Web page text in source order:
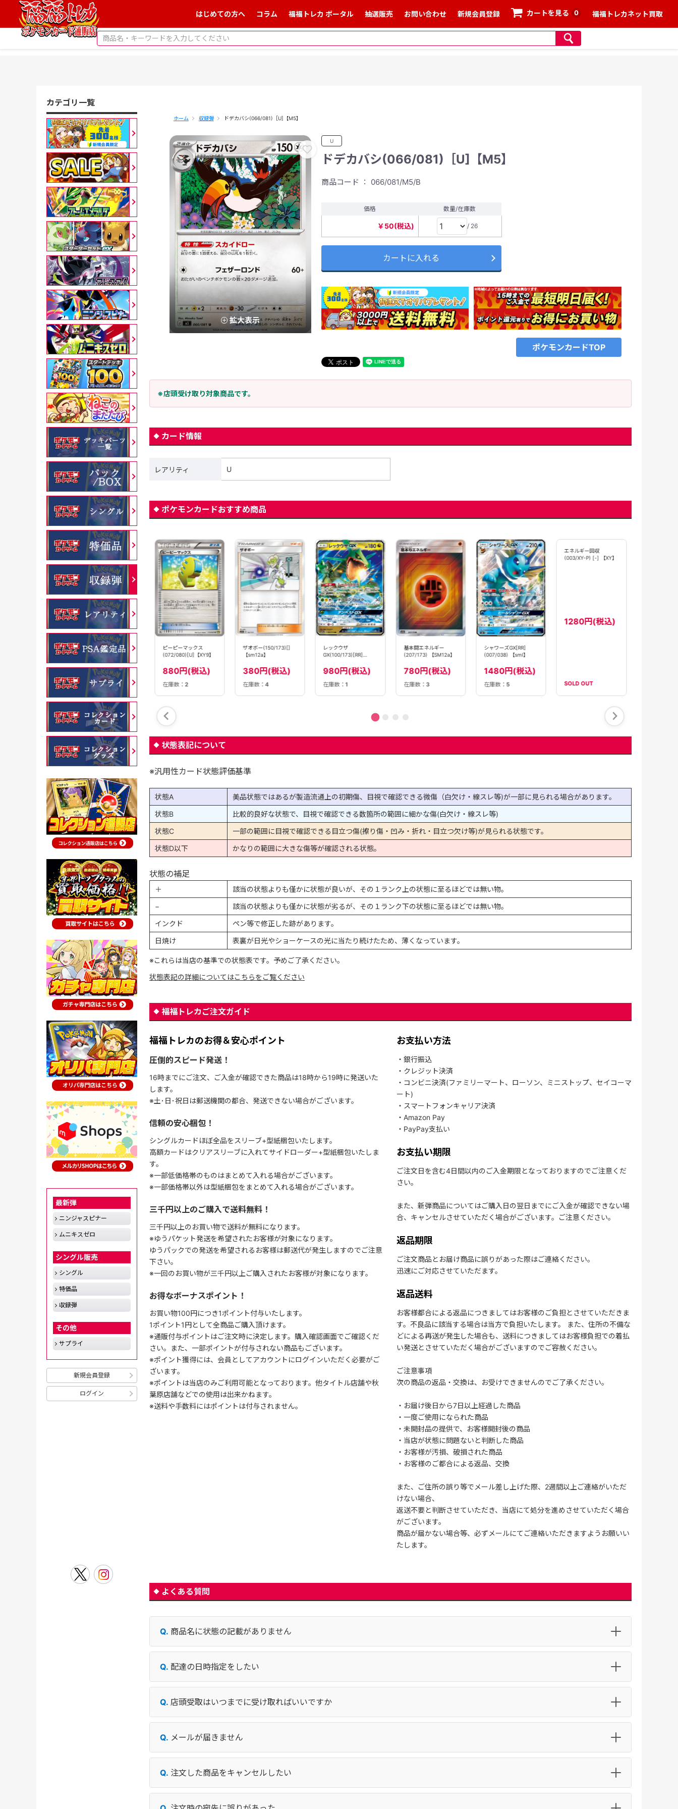
はじめての方へ コラム 福福トレカ ポータル 抽選販売 お問い合わせ 新規会員登録 カートを見る 0 福福トレカネット買取
ホーム 収録弾 ドデカバシ(066/081)［U]【M5】
拡大表示
U
ドデカバシ(066/081)［U]【M5】
商品コード ： 066/081/M5/B
価格 数量/在庫数
￥50(税込) / 26
カートに入れる
ポケモンカードTOP
※店頭受け取り対象商品です。
カード情報
レアリティ U
ポケモンカードおすすめ商品
2980円(税込)
ストームエメラルダ抽
選販売※同時購入不可
6000円(税込)
在庫数：3
ピーピーマックス
(072/080)[U]【XY9】
880円(税込)
在庫数： 2
ザオボー(150/173)[]
【sm12a】
380円(税込)
在庫数：4
レックウザ
GX(100/173)[RR]
980円(税込)
在庫数：1
基本闘エネルギー
(207/173) 【SM12a】
780円(税込)
在庫数： 3
シャワーズGX[RR]
(007/038) 【smI】
1480円(税込)
在庫数： 5 SOLD OUT
状態表記について
※汎用性カード状態評価基準
状態A
美品状態ではあるが製造流通上の初期傷、目視で確認できる微傷（白欠け・線スレ等)が一部に見られる場合があります。
状態B
比較的良好な状態で、目視で確認できる数箇所の範囲に細かな傷(白欠け・線スレ等)
状態C
一部の範囲に目視で確認できる目立つ傷(擦り傷・凹み・折れ・目立つ欠け等)が見られる状態です。
状態D以下
かなりの範囲に大きな傷等が確認される状態。
状態の補足
＋
該当の状態よりも僅かに状態が良いが、その１ランク上の状態に至るほどでは無い物。
−
該当の状態よりも僅かに状態が劣るが、その１ランク下の状態に至るほどでは無い物。
インクド
ペン等で修正した跡があります。
日焼け
表裏が日光やショーケースの光に当たり続けたため、薄くなっています。
※これらは当店の基準での状態表です。予めご了承ください。
状態表記の詳細についてはこちらをご覧ください
福福トレカご注文ガイド
福福トレカのお得＆安心ポイント
圧倒的スピード発送！
16時までにご注文、ご入金が確認できた商品は18時から19時に発送いた
します。
※土･日･祝日は郵送機関の都合、発送できない場合がございます。
信頼の安心梱包！
シングルカードほぼ全品をスリーブ+型紙梱包いたします。
高額カードはクリアスリーブに入れてサイドローダー+型紙梱包いたしま
す。
※一部低価格帯のものはまとめて入れる場合がございます。
※一部価格帯以外は型紙梱包をまとめて入れる場合がございます。
三千円以上のご購入で送料無料！
三千円以上のお買い物で送料が無料になります。
※ゆうパケット発送を希望されたお客様が対象になります。
ゆうパックでの発送を希望されるお客様は郵送代が発生しますのでご注意
下さい。
※一回のお買い物が三千円以上ご購入されたお客様が対象になります。
お得なボーナスポイント！
お買い物100円につき1ポイント付与いたします。
1ポイント1円として全商品ご購入頂けます。
※通販付与ポイントはご注文時に決定します。購入確認画面でご確認くだ
さい。また、一部ポイントが付与されない商品もございます。
※ポイント獲得には、会員としてアカウントにログインいただく必要がご
ざいます。
※ポイントは当店のみご利用可能となっております。他タイトル店舗や秋
葉原店舗などでの使用は出来かねます。
※送料や手数料にはポイントは付与されません。
お支払い方法
・銀行振込
・クレジット決済
・コンビニ決済(ファミリーマート、ローソン、ミニストップ、セイコーマ
ート)
・スマートフォンキャリア決済
・Amazon Pay
・PayPay支払い
お支払い期限
ご注文日を含む4日間以内のご入金期限となっておりますのでご注意くだ
さい。
また、新弾商品についてはご購入日の翌日までにご入金が確認できない場
合、キャンセルさせていただく場合がございます。ご注意ください。
返品期限
ご注文商品とお届け商品に誤りがあった際はご連絡ください。
迅速にご対応させていただます。
返品送料
お客様都合による返品につきましてはお客様のご負担とさせていただきま
す。不良品に該当する場合は当方で負担いたします。 また、住所の不備な
どによる再送が発生した場合も、送料につきましてはお客様負担での着払
い発送とさせていただく場合がございますのでご容赦ください。
ご注意事項
次の商品の返品・交換は、お受けできませんのでご了承ください。
・お届け後日から7日以上経過した商品
・一度ご使用になられた商品
・未開封品の提供で、お客様開封後の商品
・当店が状態に問題ないと判断した商品
・お客様が汚損、破損された商品
・お客様のご都合による返品、交換
また、ご住所の誤り等でメール差し上げた際、2週間以上ご連絡がいただ
けない場合、
返送不要と判断させていただき、当店にて処分を進めさせていただく場合
がございます。
商品が届かない場合等、必ずメールにてご連絡いただきますようお願いい
たします。
よくある質問
商品名に状態の記載がありません
配達の日時指定をしたい
店頭受取はいつまでに受け取ればいいですか
メールが届きません
注文した商品をキャンセルしたい
カテゴリ一覧
最新弾
ニンジャスピナー
ムニキスゼロ
シングル販売
シングル
特価品
収録弾
その他
サプライ
新規会員登録
ログイン